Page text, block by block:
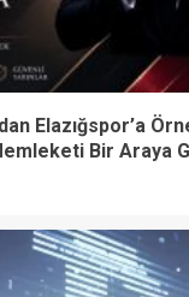
Elazığspor’a
Bir Araya